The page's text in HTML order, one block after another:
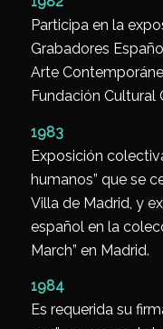
Participa en la
Grabadores
Arte
Fundación Cultural
1983
Exposición
humanos” que se
Villa de Madrid, y
español en la
March” en Madrid.
1984
Es requerida su